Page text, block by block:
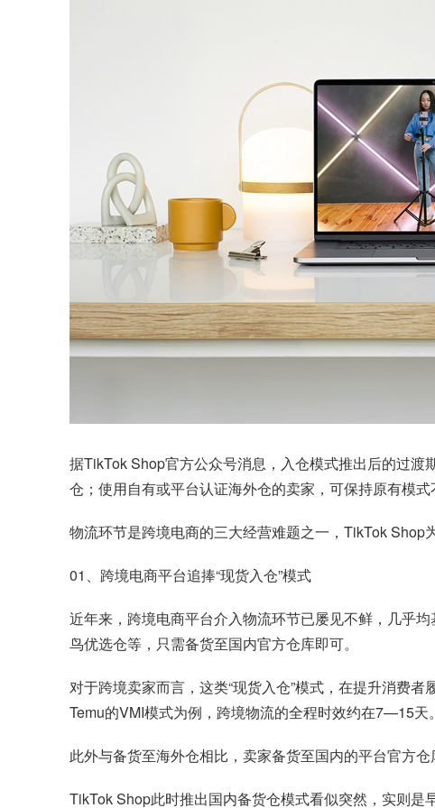
据TikTok Shop官方公众号消息，入仓模式推出后的过
仓；使用自有或平台认证海外仓的卖家，可保持原有模式
物流环节是跨境电商的三大经营难题之一，TikTok
01、跨境电商平台追捧“现货入仓”模式
近年来，跨境电商平台介入物流环节已屡见不鲜，几乎
鸟优选仓等，只需备货至国内官方仓库即可。
对于跨境卖家而言，这类“现货入仓”模式，在提升消费
Temu的VMI模式为例，跨境物流的全程时效约在7—15天。
此外与备货至海外仓相比，卖家备货至国内的平台官方
TikTok Shop此时推出国内备货仓模式看似突然，实则